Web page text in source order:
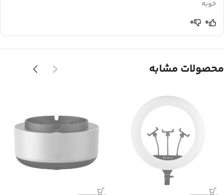
خوبه
0
0
محصولات مشابه